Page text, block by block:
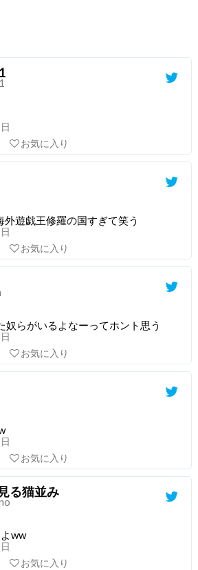
お気に入り
遊戯王修羅の国すぎて笑う
お気に入り
奴らがいるよなーってホント思う
お気に入り
お気に入り
る猫並み
ww
お気に入り